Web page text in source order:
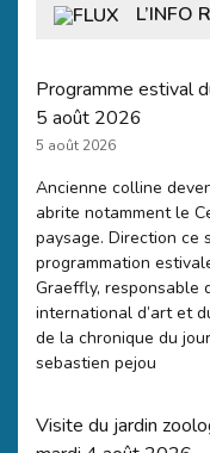
L’INFO
Programme estival
5 août 2026
5 août 2026
Ancienne colline
abrite notamment le
paysage. Direction ce
programmation
Graeffly, responsable
international d’art et
de la chronique du
sebastien pejou
Visite du jardin